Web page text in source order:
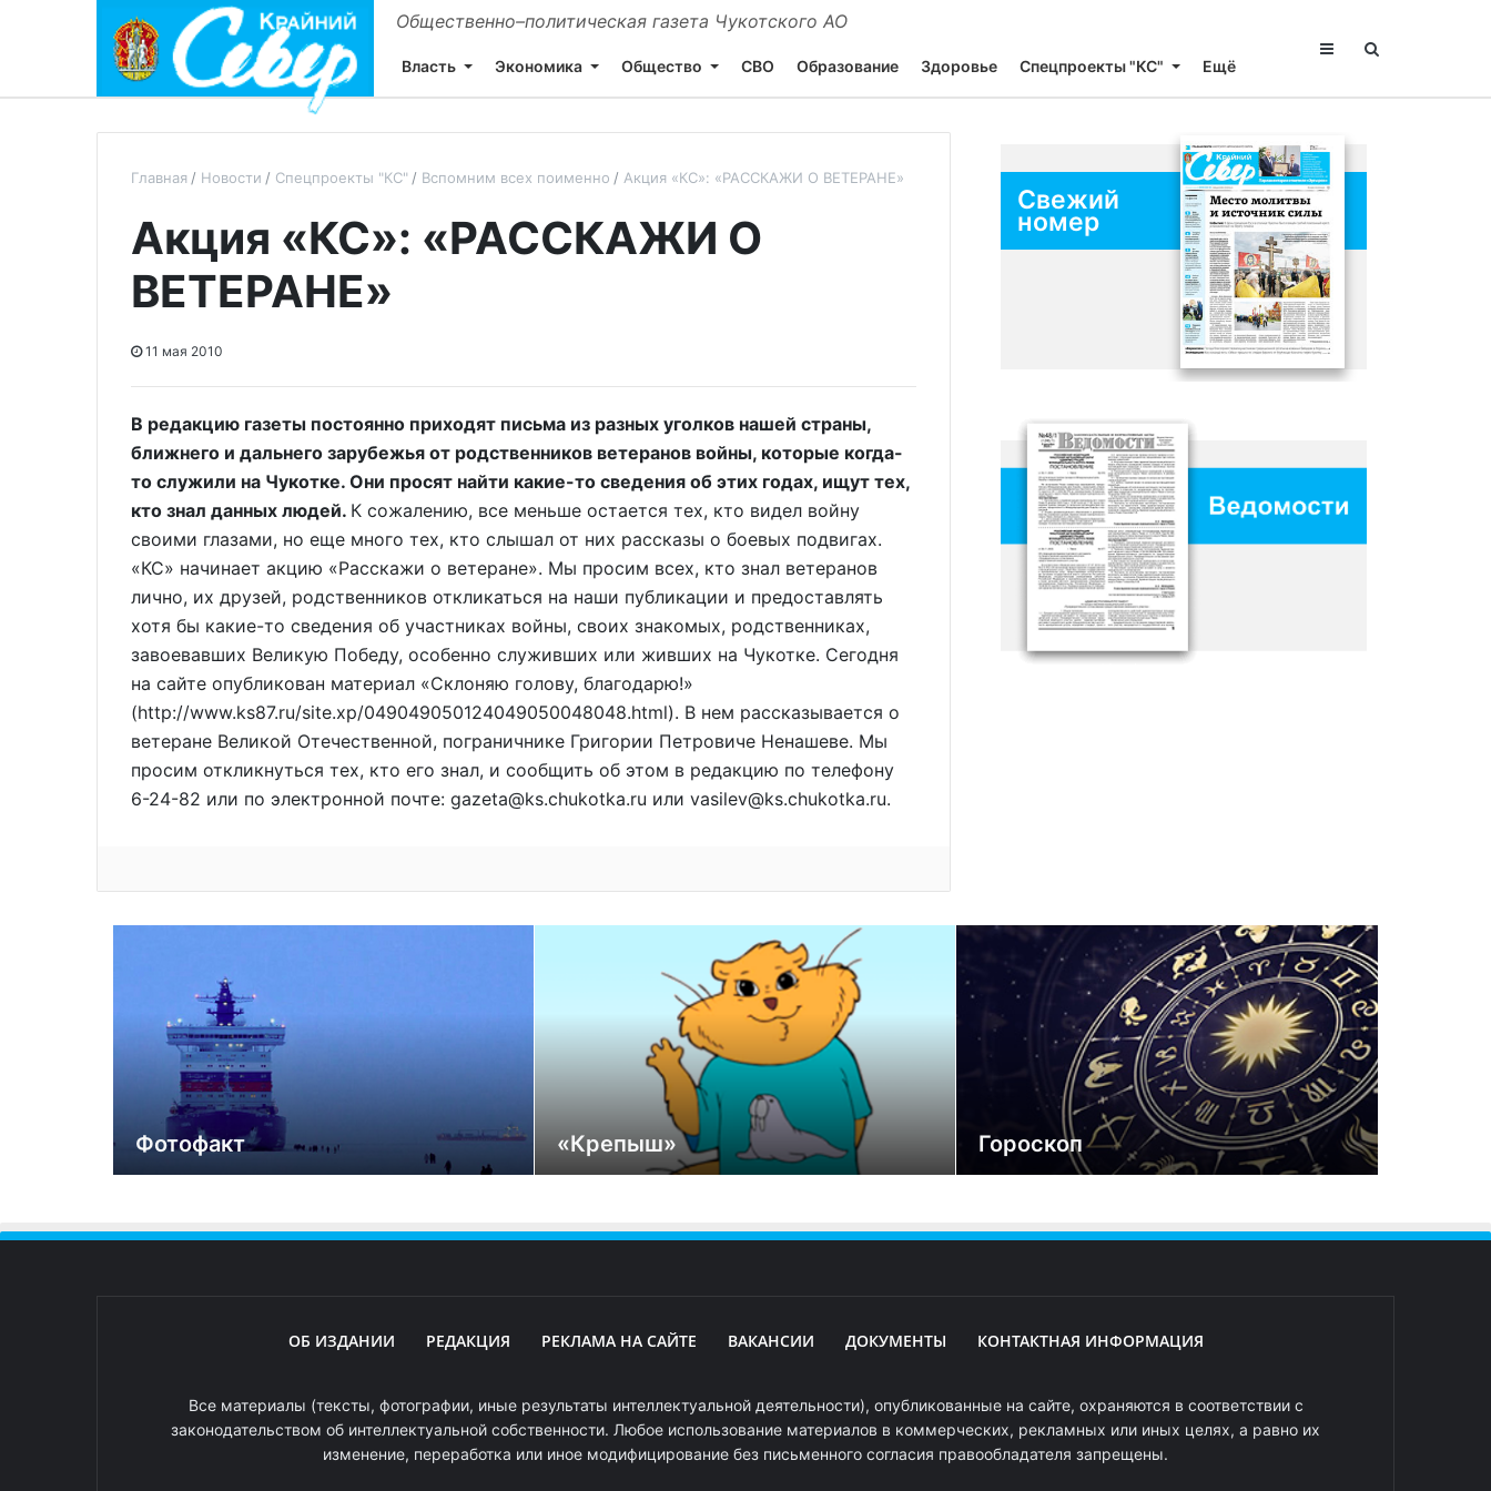
Общественно–политическая газета Чукотского АО
Власть Экономика Общество СВО Образование Здоровье Спецпроекты "КС" Ещё
Главная Новости Спецпроекты "КС" Вспомним всех поименно Акция «КС»: «РАССКАЖИ О ВЕТЕРАНЕ»
Акция «КС»: «РАССКАЖИ О
ВЕТЕРАНЕ»
11 мая 2010
В редакцию газеты постоянно приходят письма из разных уголков нашей страны,
ближнего и дальнего зарубежья от родственников ветеранов войны, которые когда-
то служили на Чукотке. Они просят найти какие-то сведения об этих годах, ищут тех,
кто знал данных людей. К сожалению, все меньше остается тех, кто видел войну
своими глазами, но еще много тех, кто слышал от них рассказы о боевых подвигах.
«КС» начинает акцию «Расскажи о ветеране». Мы просим всех, кто знал ветеранов
лично, их друзей, родственников откликаться на наши публикации и предоставлять
хотя бы какие-то сведения об участниках войны, своих знакомых, родственниках,
завоевавших Великую Победу, особенно служивших или живших на Чукотке. Сегодня
на сайте опубликован материал «Склоняю голову, благодарю!»
(http://www.ks87.ru/site.xp/049049050124049050048048.html). В нем рассказывается о
ветеране Великой Отечественной, пограничнике Григории Петровиче Ненашеве. Мы
просим откликнуться тех, кто его знал, и сообщить об этом в редакцию по телефону
6-24-82 или по электронной почте: gazeta@ks.chukotka.ru или vasilev@ks.chukotka.ru.
Свежий
номер
Фотофакт «Крепыш» Гороскоп
ОБ ИЗДАНИИ РЕДАКЦИЯ РЕКЛАМА НА САЙТЕ ВАКАНСИИ ДОКУМЕНТЫ КОНТАКТНАЯ ИНФОРМАЦИЯ
Все материалы (тексты, фотографии, иные результаты интеллектуальной деятельности), опубликованные на сайте, охраняются в соответствии с
законодательством об интеллектуальной собственности. Любое использование материалов в коммерческих, рекламных или иных целях, а равно их
изменение, переработка или иное модифицирование без письменного согласия правообладателя запрещены.